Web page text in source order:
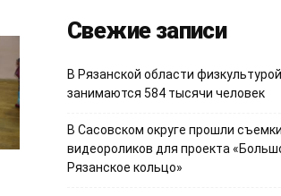
Свежие записи
В Рязанской области
занимаются 584 тысячи человек
В Сасовском округе прошли съемки
видеороликов для проекта
Рязанское кольцо»